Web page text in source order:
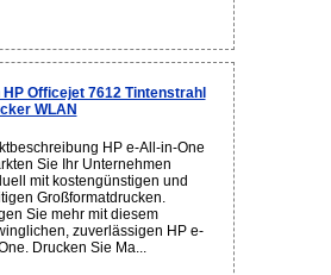
Officejet 7612 Tintenstrahl
WLAN
HP e-All-in-One
Sie Ihr Unternehmen
mit kostengünstigen und
Großformatdrucken.
Sie mehr mit diesem
zuverlässigen HP e-
Drucken Sie Ma...